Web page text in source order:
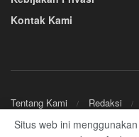
Kontak Kami
Tentang Kami Redaksi
Situs web ini